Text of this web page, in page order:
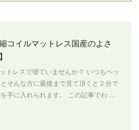
コイルマットレス国産のよさ
トレスで寝ていませんか？ いつもベッ
そんな方に最後まで見て頂くと２分で
手に入れられます。 この記事でわ ...